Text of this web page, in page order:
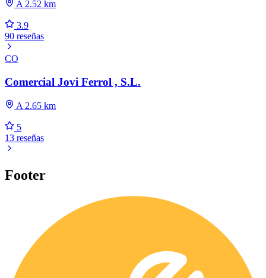
A 2.52 km
3.9
90 reseñas
CO
Comercial Jovi Ferrol , S.L.
A 2.65 km
5
13 reseñas
Footer